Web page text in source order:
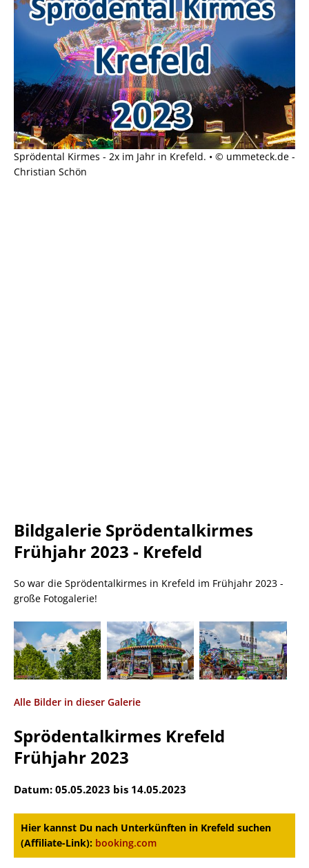
Sprödental Kirmes - 2x im Jahr in Krefeld. • © ummeteck.de -
Christian Schön
Bildgalerie Sprödentalkirmes
Frühjahr 2023 - Krefeld
So war die Sprödentalkirmes in Krefeld im Frühjahr 2023 -
große Fotogalerie!
Alle Bilder in dieser Galerie
Sprödentalkirmes Krefeld
Frühjahr 2023
Datum: 05.05.2023 bis 14.05.2023
Hier kannst Du nach Unterkünften in Krefeld suchen
(Affiliate-Link): booking.com